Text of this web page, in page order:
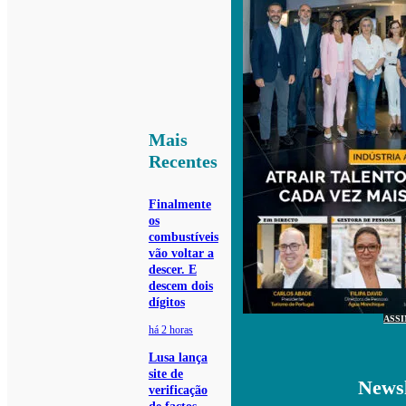
Mais
Recentes
Finalmente
os
combustíveis
vão voltar a
descer. E
descem dois
dígitos
há 2 horas
Lusa lança
site de
verificação